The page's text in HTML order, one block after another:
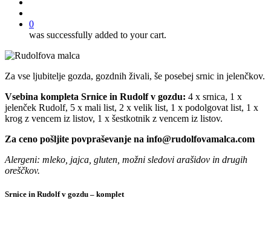
0
was successfully added to your cart.
Za vse ljubitelje gozda, gozdnih živali, še posebej srnic in jelenčkov.
Vsebina kompleta Srnice in Rudolf v gozdu: 4 x srnica, 1 x
jelenček Rudolf, 5 x mali list, 2 x velik list, 1 x podolgovat list, 1 x
krog z vencem iz listov, 1 x šestkotnik z vencem iz listov.
Za ceno pošljite povpraševanje na info@rudolfovamalca.com
Alergeni: mleko, jajca, gluten, možni sledovi arašidov in drugih
oreščkov.
Srnice in Rudolf v gozdu – komplet